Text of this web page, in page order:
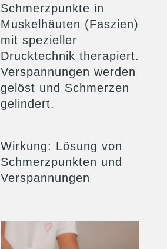
Schmerzpunkte in
Muskelhäuten (Faszien)
mit spezieller
Drucktechnik therapiert.
Verspannungen werden
gelöst und Schmerzen
gelindert.
Wirkung: Lösung von
Schmerzpunkten und
Verspannungen